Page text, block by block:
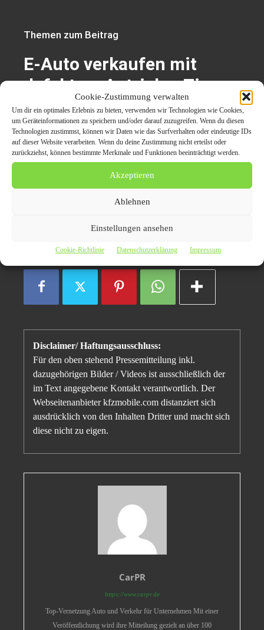
Cookie-Zustimmung verwalten
Um dir ein optimales Erlebnis zu bieten, verwenden wir Technologien wie Cookies,
um Geräteinformationen zu speichern und/oder darauf zuzugreifen. Wenn du diesen
Technologien zustimmst, können wir Daten wie das Surfverhalten oder eindeutige IDs
auf dieser Website verarbeiten. Wenn du deine Zustimmung nicht erteilst oder
zurückziehst, können bestimmte Merkmale und Funktionen beeinträchtigt werden.
Akzeptieren
Ablehnen
Einstellungen ansehen
Cookie-Richtlinie Datenschutzerklärung Impressum
Themen zum Beitrag
E-Auto verkaufen mit
defektem Antrieb – Tipps
für eine unkomplizierte
Abwicklung und sofortige
Auszahlung
E-Auto E-Auto mit Motorschaden
Disclaimer/ Haftungsausschluss:
Für den oben stehend Pressemitteilung inkl.
dazugehörigen Bilder / Videos ist ausschließlich der
im Text angegebene Kontakt verantwortlich. Der
Webseitenanbieter kfzmobile.com distanziert sich
ausdrücklich von den Inhalten Dritter und macht sich
diese nicht zu eigen.
CarPR
https://www.carpr.de
Top-Vernetzung Auto und Verkehr für Unternehmen Mit einer
Veröffentlichung wird ihre Mitteilung gezielt an über 100